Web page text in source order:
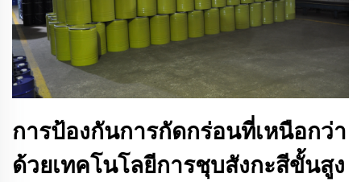
การป้องกันการกัดกร่อนที่เหนือกว่า
ด้วยเทคโนโลยีการชุบสังกะสีขั้นสูง